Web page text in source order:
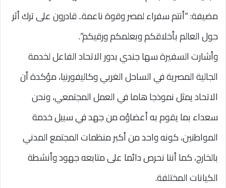
مضيفة: “أنتم سفراء لمصر وقوة ناعمة.. قادرون على ترك أثر
حول العالم بأخلاقكم وبعلمكم ورقيكم”.
وأشارت السفيرة سها جندي بدور الاتحاد الفاعل لخدمة
الجالية المصرية في الساحل الغربي وكاليفورنيا، مؤكدة أن
الاتحاد يمثل نموذجا هاما في العمل المجتمعي، ونحن
سعداء بما يقوم به أعضاؤه من جهد في سبيل خدمة
المواطنين، كونه واحد من أكبر منظمات المجتمع المدني
بالخارج، كما أننا نحرص دائما على متابعه جهود وأنشطة
الكيانات المختلفة.